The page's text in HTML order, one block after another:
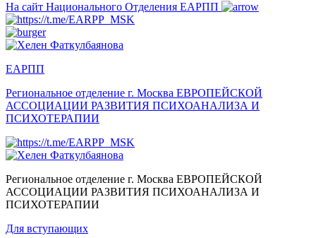
На сайт Национального Отделения ЕАРПП
ЕАРПП
Региональное отделение г. Москва ЕВРОПЕЙСКОЙ
АССОЦИАЦИИ РАЗВИТИЯ ПСИХОАНАЛИЗА И
ПСИХОТЕРАПИИ
Региональное отделение г. Москва ЕВРОПЕЙСКОЙ
АССОЦИАЦИИ РАЗВИТИЯ ПСИХОАНАЛИЗА И
ПСИХОТЕРАПИИ
Для вступающих